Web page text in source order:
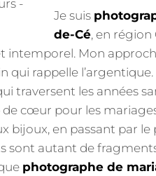
Je suis
de-Cé, en région
intemporel. Mon
qui rappelle
traversent les années
de cœur pour les
bijoux, en passant par
sont autant de
photographe de